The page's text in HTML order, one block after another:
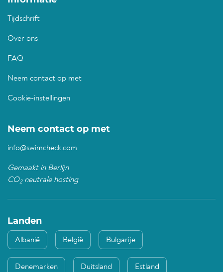
Tijdschrift
Over ons
FAQ
Neem contact op met
Cookie-instellingen
Neem contact op met
info@swimcheck.com
Gemaakt in Berlijn
CO2neutrale hosting
Landen
Albanië België Bulgarije
Denemarken Duitsland Estland